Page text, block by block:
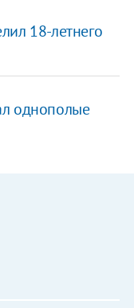
18-летнего
однополые